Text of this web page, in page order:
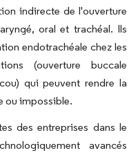
indirecte de l'ouverture
oral et trachéal. Ils
endotrachéale chez les
(ouverture buccale
qui peuvent rendre la
ou impossible.
des entreprises dans le
avancés